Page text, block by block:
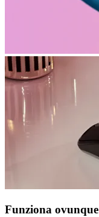
Funziona ovunque